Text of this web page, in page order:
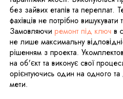
без зайвих етапів та переплат.
фахівців не потрібно
Замовляючи ремонт під ключ в
не лише максимальну
рішенням з проекта.
на об'єкт та виконує свої
орієнтуючись один на одного
мети.